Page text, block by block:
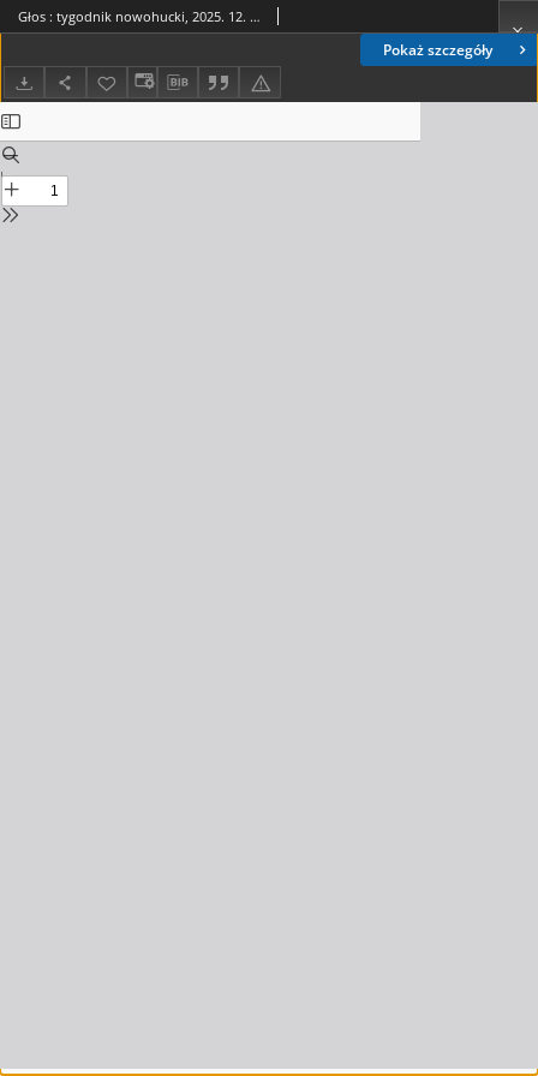
Pokaż szczegóły
Głos : tygodnik nowohucki, 2025. 12. 05, nr 49